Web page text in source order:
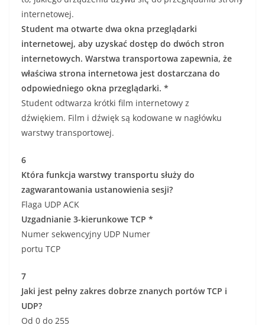
internetowej.
Student ma otwarte dwa okna przeglądarki
internetowej, aby uzyskać dostęp do dwóch stron
internetowych. Warstwa transportowa zapewnia, że ​​
właściwa strona internetowa jest dostarczana do
odpowiedniego okna przeglądarki. *
Student odtwarza krótki film internetowy z
dźwiękiem. Film i dźwięk są kodowane w nagłówku
warstwy transportowej.
6
Która funkcja warstwy transportu służy do
zagwarantowania ustanowienia sesji?
Flaga UDP ACK
Uzgadnianie 3-kierunkowe TCP *
Numer sekwencyjny UDP Numer
portu TCP
7
Jaki jest pełny zakres dobrze znanych portów TCP i
UDP?
Od 0 do 255